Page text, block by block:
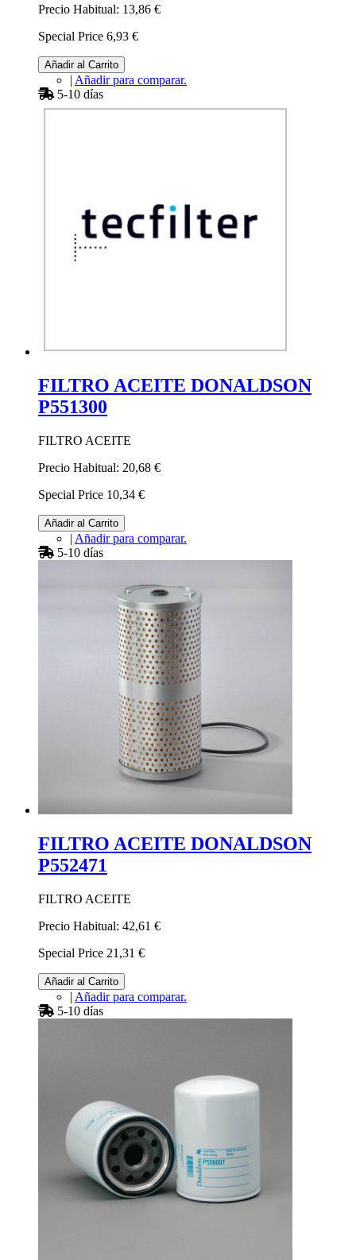
Precio Habitual: 13,86 €
Special Price 6,93 €
Añadir al Carrito
| Añadir para comparar.
5-10 días
FILTRO ACEITE DONALDSON
P551300
FILTRO ACEITE
Precio Habitual: 20,68 €
Special Price 10,34 €
Añadir al Carrito
| Añadir para comparar.
5-10 días
FILTRO ACEITE DONALDSON
P552471
FILTRO ACEITE
Precio Habitual: 42,61 €
Special Price 21,31 €
Añadir al Carrito
| Añadir para comparar.
5-10 días